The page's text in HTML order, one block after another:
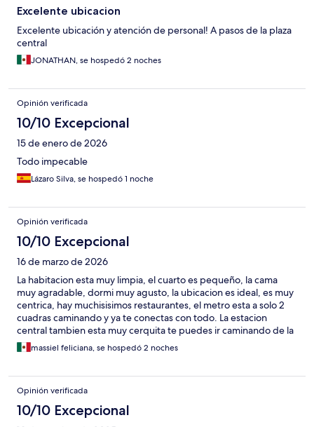
Excelente ubicacion
Excelente ubicación y atención de personal! A pasos de la plaza
central
JONATHAN, se hospedó 2 noches
Opinión verificada
10/10 Excepcional
15 de enero de 2026
Todo impecable
Lázaro Silva, se hospedó 1 noche
Opinión verificada
10/10 Excepcional
16 de marzo de 2026
La habitacion esta muy limpia, el cuarto es pequeño, la cama
muy agradable, dormi muy agusto, la ubicacion es ideal, es muy
centrica, hay muchisisimos restaurantes, el metro esta a solo 2
cuadras caminando y ya te conectas con todo. La estacion
central tambien esta muy cerquita te puedes ir caminando de la
central al hotel pero si no traes maletas grande y pesada toma
en cuenta que la calle esta empedrada. wifi muy buena señal. Mi
massiel feliciana, se hospedó 2 noches
Opinión verificada
10/10 Excepcional